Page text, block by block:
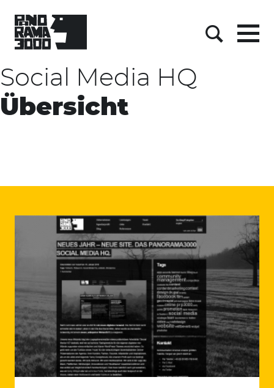
content
Menu
Social Media HQ
Übersicht